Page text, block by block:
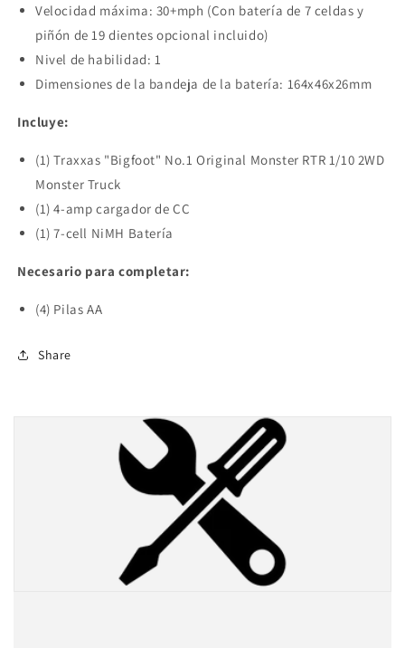
Velocidad máxima: 30+mph (Con batería de 7 celdas y
piñón de 19 dientes opcional incluido)
Nivel de habilidad: 1
Dimensiones de la bandeja de la batería: 164x46x26mm
Incluye:
(1) Traxxas "Bigfoot" No.1 Original Monster RTR 1/10 2WD
Monster Truck
(1) 4-amp cargador de CC
(1) 7-cell NiMH Batería
Necesario para completar:
(4) Pilas AA
Share